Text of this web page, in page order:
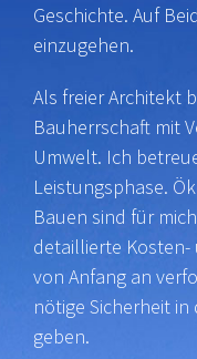
Geschichte. Auf
einzugehen.
Als freier Architekt
Bauherrschaft mit
Umwelt. Ich
Leistungsphase.
Bauen sind für
detaillierte
von Anfang an
nötige Sicherheit
geben.